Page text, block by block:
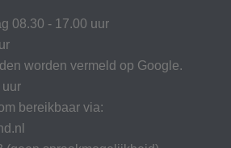
08.30 - 17.00 uur
worden vermeld op Google.
uur
bereikbaar via: